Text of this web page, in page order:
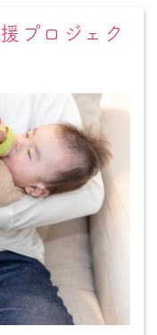
プロジェク